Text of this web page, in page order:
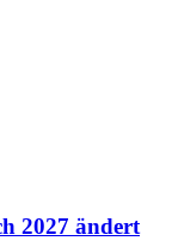
2027 ändert